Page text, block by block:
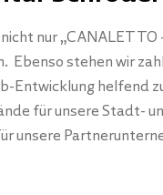
nur
Ebenso stehen wir
Entwicklung helfend
für unsere Stadt-
unsere